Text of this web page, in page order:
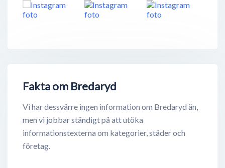
Fakta om Bredaryd
Vi har dessvärre ingen information om Bredaryd än,
men vi jobbar ständigt på att utöka
informationstexterna om kategorier, städer och
företag.